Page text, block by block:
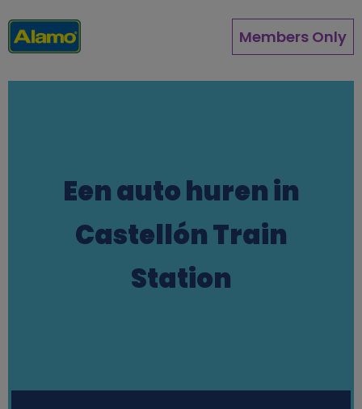
al
contenido
Members Only
Een auto huren in
Castellón Train
Station